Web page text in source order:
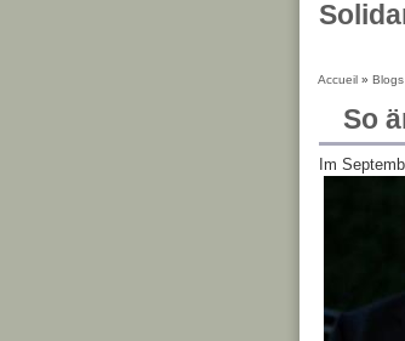
Accueil » Blogs
So
Im